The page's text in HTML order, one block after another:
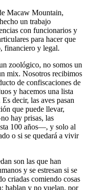
Macaw Mountain,
un trabajo
con funcionarios y
para hacer que
financiero y legal.
zoológico, no somos un
mix. Nosotros recibimos
de confiscaciones de
y hacemos una lista
decir, las aves pasan
que puede llevar,
hay prisas, las
100 años—, y solo al
o si se quedará a vivir
son las que han
y se estresan si se
criadas comiendo cosas
hablan y no vuelan, por